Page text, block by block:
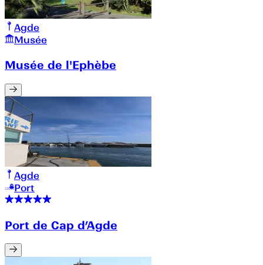
Agde
Musée
Musée de l'Ephèbe
Agde
Port
Port de Cap d’Agde